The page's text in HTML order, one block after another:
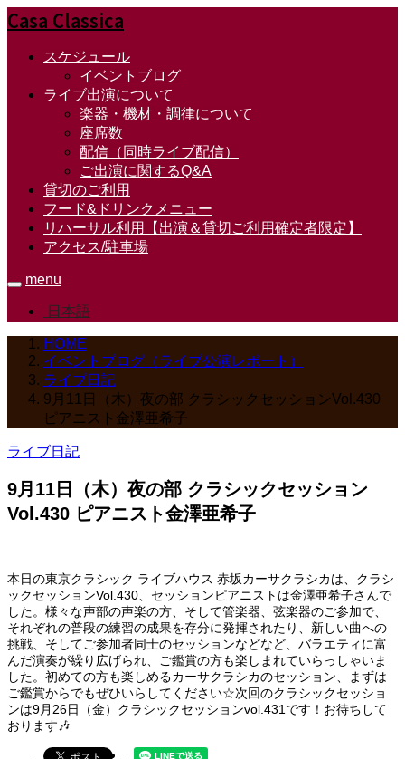
Casa Classica
スケジュール
イベントブログ
ライブ出演について
楽器・機材・調律について
座席数
配信（同時ライブ配信）
ご出演に関するQ&A
貸切のご利用
フード&ドリンクメニュー
リハーサル利用【出演＆貸切ご利用確定者限定】
アクセス/駐車場
menu
日本語
HOME
イベントブログ（ライブ公演レポート）
ライブ日記
9月11日（木）夜の部 クラシックセッションVol.430
ピアニスト金澤亜希子
ライブ日記
9月11日（木）夜の部 クラシックセッション
Vol.430 ピアニスト金澤亜希子
本日の東京クラシック ライブハウス 赤坂カーサクラシカは、クラシ
ックセッションVol.430、セッションピアニストは金澤亜希子さんで
した。様々な声部の声楽の方、そして管楽器、弦楽器のご参加で、
それぞれの普段の練習の成果を存分に発揮されたり、新しい曲への
挑戦、そしてご参加者同士のセッションなどなど、バラエティに富
んだ演奏が繰り広げられ、ご鑑賞の方も楽しまれていらっしゃいま
した。初めての方も楽しめるカーサクラシカのセッション、まずは
ご鑑賞からでもぜひいらしてください☆次回のクラシックセッショ
ンは9月26日（金）クラシックセッションvol.431です！お待ちして
おります🎶